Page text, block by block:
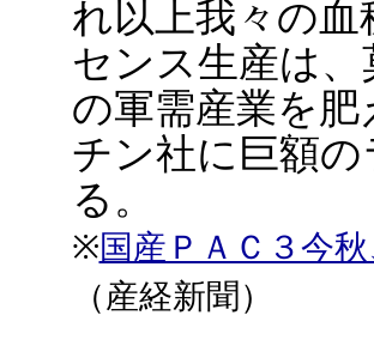
れ以上我々の
センス生産は
の軍需産業を
チン社に巨額
る。
※国産ＰＡＣ３今
（産経新聞）